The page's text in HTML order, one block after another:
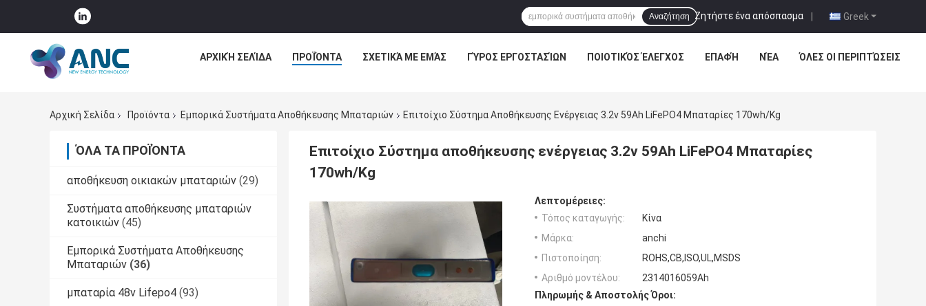
Greek
Ζητήστε ένα απόσπασμα |
Αναζήτηση
ΑΡΧΙΚΉ ΣΕΛΊΔΑ ΠΡΟΪΌΝΤΑ ΣΧΕΤΙΚΆ ΜΕ ΕΜΆΣ ΓΎΡΟΣ ΕΡΓΟΣΤΑΣΊΩΝ ΠΟΙΟΤΙΚΌΣ ΈΛΕΓΧΟΣ ΕΠΑΦΉ ΝΈΑ ΌΛΕΣ ΟΙ ΠΕΡΙΠΤΏΣΕΙΣ
Αρχική Σελίδα Προϊόντα Εμπορικά Συστήματα Αποθήκευσης Μπαταριών Επιτοίχιο Σύστημα Αποθήκευσης Ενέργειας 3.2v 59Ah LiFePO4 Μπαταρίες 170wh/Kg
ΌΛΑ ΤΑ ΠΡΟΪΌΝΤΑ
αποθήκευση οικιακών μπαταριών (29)
Συστήματα αποθήκευσης μπαταριών
κατοικιών (45)
Εμπορικά Συστήματα Αποθήκευσης
Μπαταριών (36)
μπαταρία 48v Lifepo4 (93)
Επιτοίχιο Σύστημα αποθήκευσης ενέργειας 3.2v 59Ah LiFePO4 Μπαταρίες
170wh/Kg
Λεπτομέρειες:
Τόπος καταγωγής:
Κίνα
Μάρκα:
anchi
Πιστοποίηση:
ROHS,CB,ISO,UL,MSDS
Αριθμό μοντέλου:
2314016059Ah
Πληρωμής & Αποστολής Όροι: